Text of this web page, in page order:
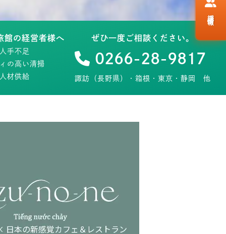
館の経営者様へ
手不足
の高い清掃
材供給
ぜひ一度ご相談ください。
0266-28-9817
諏訪（長野県）・箱根・東京・静岡 他